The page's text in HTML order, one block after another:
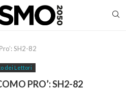
SH2-82
dei Lettori
PRO’: SH2-82